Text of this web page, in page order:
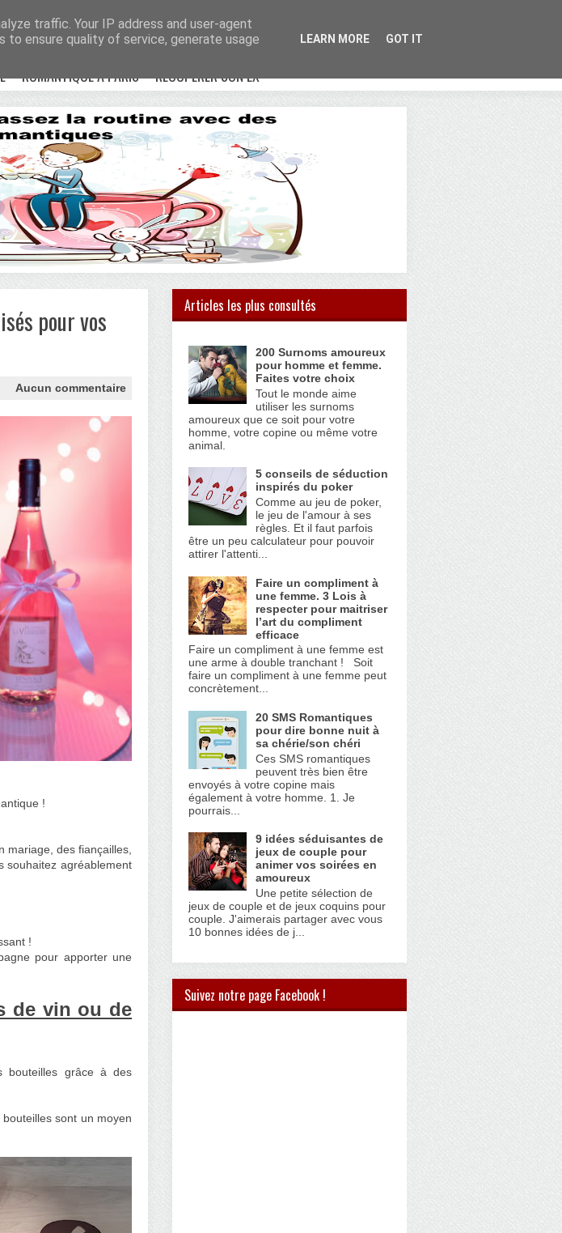
ROMANTIQUE À PARIS RÉCUPÉRER SON EX
pour vos
Aucun commentaire
!
mariage, des fiançailles,
souhaitez agréablement
!
pour apporter une
de vin ou de
bouteilles grâce à des
sont un moyen
Articles les plus consultés
200 Surnoms amoureux
pour homme et femme.
Faites votre choix
Tout le monde aime
utiliser les surnoms
amoureux que ce soit pour votre
homme, votre copine ou même votre
animal.
5 conseils de séduction
inspirés du poker
Comme au jeu de poker,
le jeu de l'amour à ses
règles. Et il faut parfois
être un peu calculateur pour pouvoir
attirer l'attenti...
Faire un compliment à
une femme. 3 Lois à
respecter pour maitriser
l’art du compliment
efficace
Faire un compliment à une femme est
une arme à double tranchant ! Soit
faire un compliment à une femme peut
concrètement...
20 SMS Romantiques
pour dire bonne nuit à
sa chérie/son chéri
Ces SMS romantiques
peuvent très bien être
envoyés à votre copine mais
également à votre homme. 1. Je
pourrais...
9 idées séduisantes de
jeux de couple pour
animer vos soirées en
amoureux
Une petite sélection de
jeux de couple et de jeux coquins pour
couple. J'aimerais partager avec vous
10 bonnes idées de j...
Suivez notre page Facebook !
traffic. Your IP address and user-agent
to ensure quality of service, generate usage
LEARN MORE GOT IT